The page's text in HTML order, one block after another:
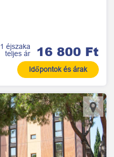
1 éjszaka
teljes ár
16 800 Ft
Időpontok és árak